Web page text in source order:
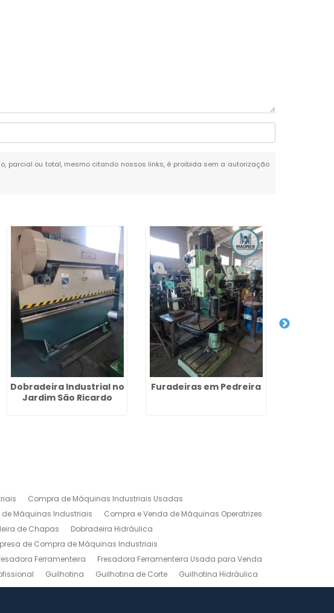
parcial ou total, mesmo citando nossos links, é proibida sem a autorização
Dobradeira Industrial no
Jardim São Ricardo
Furadeiras em Pedreira
Compra de Máquinas Industriais Usadas
Máquinas Industriais
Compra e Venda de Máquinas Operatrizes
de Chapas
Dobradeira Hidráulica
de Compra de Máquinas Industriais
Ferramenteira
Fresadora Ferramenteira Usada para Venda
Guilhotina Guilhotina de Corte
Guilhotina Hidráulica
Marcenaria a Venda
Maquinas para Marceneiro